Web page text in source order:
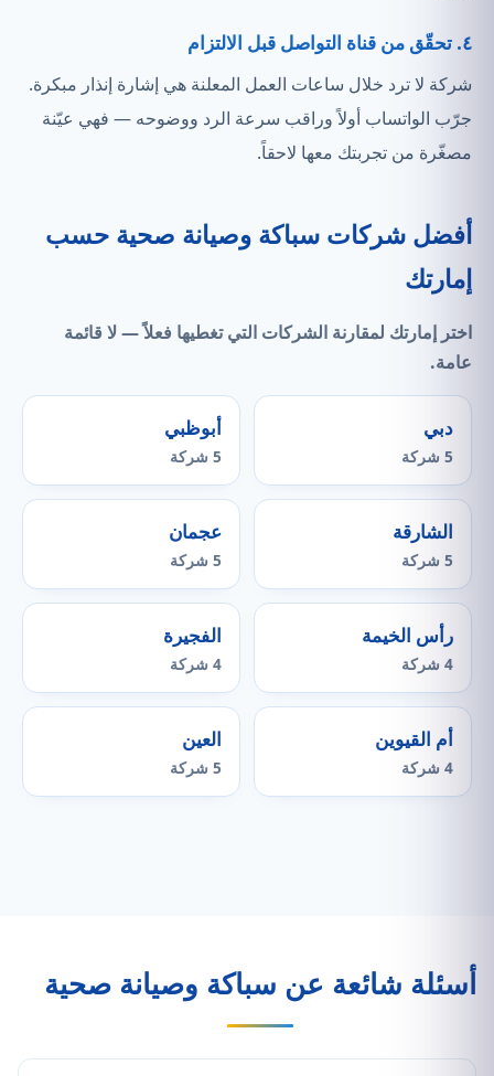
٤. تحقّق من قناة التواصل قبل الالتزام
شركة لا ترد خلال ساعات العمل المعلنة هي إشارة إنذار مبكرة.
جرّب الواتساب أولاً وراقب سرعة الرد ووضوحه — فهي عيّنة
مصغّرة من تجربتك معها لاحقاً.
أفضل شركات سباكة وصيانة صحية حسب
إمارتك
اختر إمارتك لمقارنة الشركات التيتغطيها فعلاً— لا قائمة
عامة.
دبي
5 شركة
أبوظبي
5 شركة
الشارقة
5 شركة
عجمان
5 شركة
رأس الخيمة
4 شركة
الفجيرة
4 شركة
أم القيوين
4 شركة
العين
5 شركة
أسئلة شائعة عن سباكة وصيانة صحية